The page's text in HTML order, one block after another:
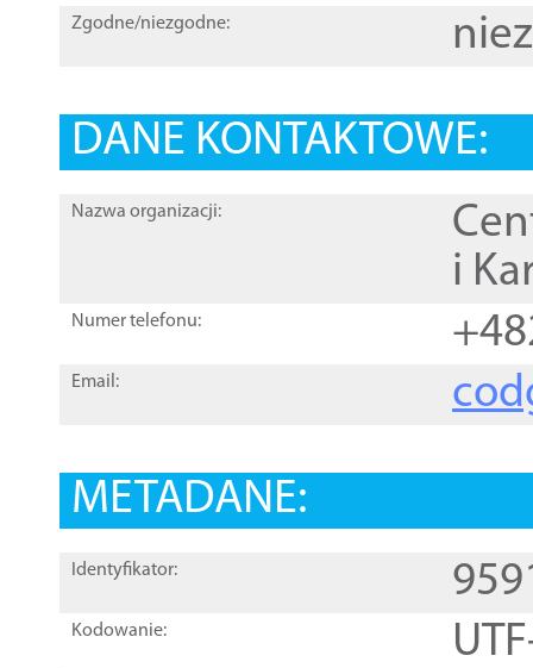
Zgodne/niezgodne:
DANE KONTAKTOWE:
Nazwa organizacji:
i
Numer telefonu:
Email:
METADANE:
Identyfikator:
Kodowanie: